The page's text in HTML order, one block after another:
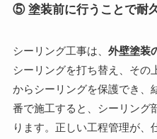
⑤ 塗装前に行うことで耐
シーリング工事は、 外壁塗装
シーリングを打ち替え、その
からシーリングを保護でき、
番で施工すると、シーリング
ります。正しい工程管理が、